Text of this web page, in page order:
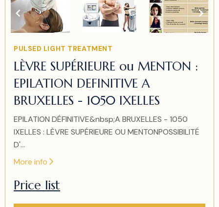
Item
PULSED LIGHT TREATMENT
LÈVRE SUPÉRIEURE ou MENTON :
EPILATION DEFINITIVE A
BRUXELLES - 1050 IXELLES
EPILATION DÉFINITIVE&nbsp;A BRUXELLES - 1050
IXELLES : LÈVRE SUPÉRIEURE OU MENTONPOSSIBILITÉ
D'...
More info
Price list